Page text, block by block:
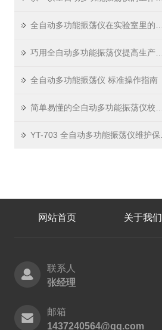
全自动多功能振荡仪 标准操作指南
网站首页 关于我们
联系人
张经理
邮箱
1437240564@qq.com